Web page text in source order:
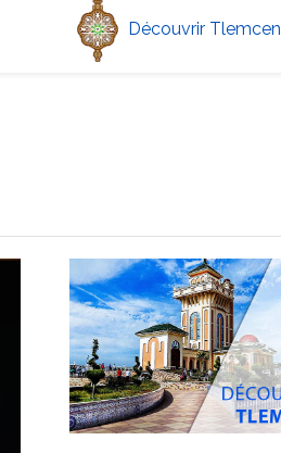
Découvrir Tlemcen